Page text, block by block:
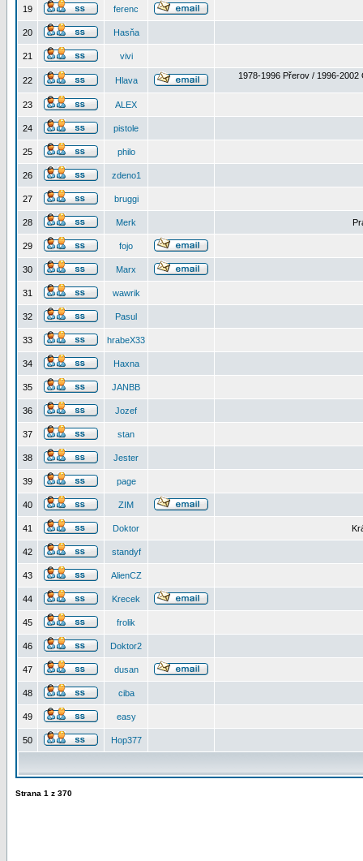
19 ferenc
20 Hasňa
21 vivi
22 Hlava 1978-1996 Přerov / 1996-2002
23 ALEX
24 pistole
25 philo
26 zdeno1
27 bruggi
28 Merk
29 fojo
30 Marx
31 wawrik
32 Pasul
33 hrabeX33
34 Haxna
35 JANBB
36 Jozef
37 stan
38 Jester
39 page
40 ZIM
41 Doktor
42 standyf
43 AlienCZ
44 Krecek
45 frolik
46 Doktor2
47 dusan
48 ciba
49 easy
50 Hop377
Strana 1 z 370